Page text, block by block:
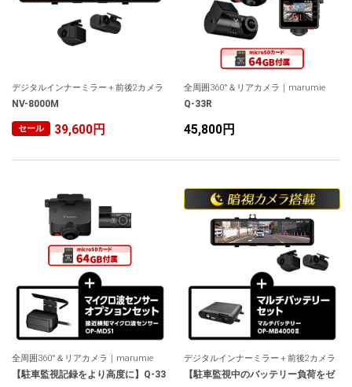
デジタルインナーミラー＋前後2カメラ
NV-8000M
セール 39,600円
全周囲360°＆リアカメラ｜marumie
Q-33R
45,800円
全周囲360°＆リアカメラ｜marumie
【駐車監視記録をより高度に】Q-33
デジタルインナーミラー＋前後2カメラ
【駐車監視中のバッテリー負荷をゼ